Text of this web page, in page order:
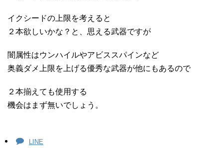
イクシードの上限を考えると
２本欲しいかな？と、思える武器ですが
闇属性はウンハイルやアビススパインなど
奥義ダメ上限を上げる優秀な武器が他にもあるので
２本揃えても使用する
機会はまず無いでしょう。
LINE